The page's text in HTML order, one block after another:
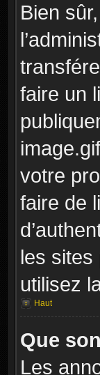
Bien
faire un
votre
faire de
les sites
utilisez
Haut
Que
Les